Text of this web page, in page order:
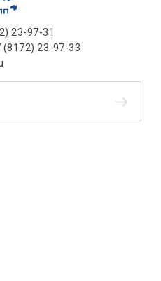
23-97-31
(8172) 23-97-33